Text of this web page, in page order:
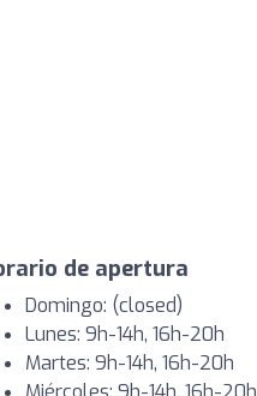
de apertura
Domingo: (closed)
Lunes: 9h-14h, 16h-20h
Martes: 9h-14h, 16h-20h